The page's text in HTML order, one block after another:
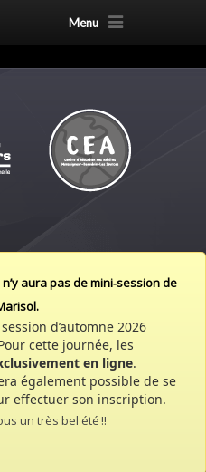
Menu
aura pas de mini‑session de
d’automne 2026
cette journée, les
en ligne.
également possible de se
effectuer son inscription.
un très bel été !!